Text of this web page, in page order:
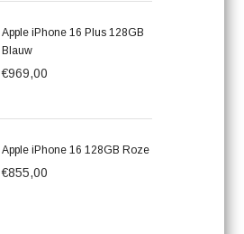
Apple iPhone 16 Plus 128GB
Blauw
€969,00
Apple iPhone 16 128GB Roze
€855,00